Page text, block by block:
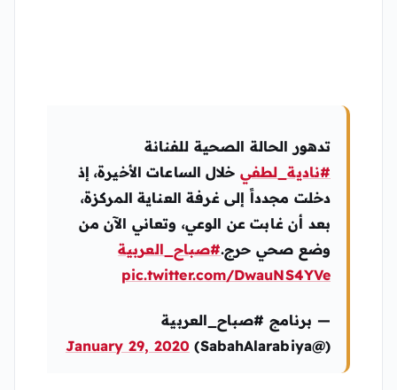
تدهور الحالة الصحية للفنانة
#نادية_لطفيخلال الساعات الأخيرة، إذ
دخلت مجدداً إلى غرفة العناية المركزة،
بعد أن غابت عن الوعي، وتعاني الآن من
وضع صحي حرج.#صباح_العربية
pic.twitter.com/DwauNS4YVe
— برنامج #صباح_العربية
(@SabahAlarabiya)
January 29, 2020